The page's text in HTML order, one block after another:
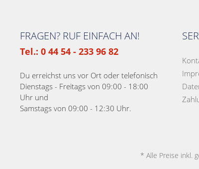
FRAGEN? RUF EINFACH AN!
Tel.: 0 44 54 - 233 96 82
Du erreichst uns vor Ort oder telefonisch
Dienstags - Freitags von 09:00 - 18:00
Uhr und
Samstags von 09:00 - 12:30 Uhr.
* Alle Preise inkl.